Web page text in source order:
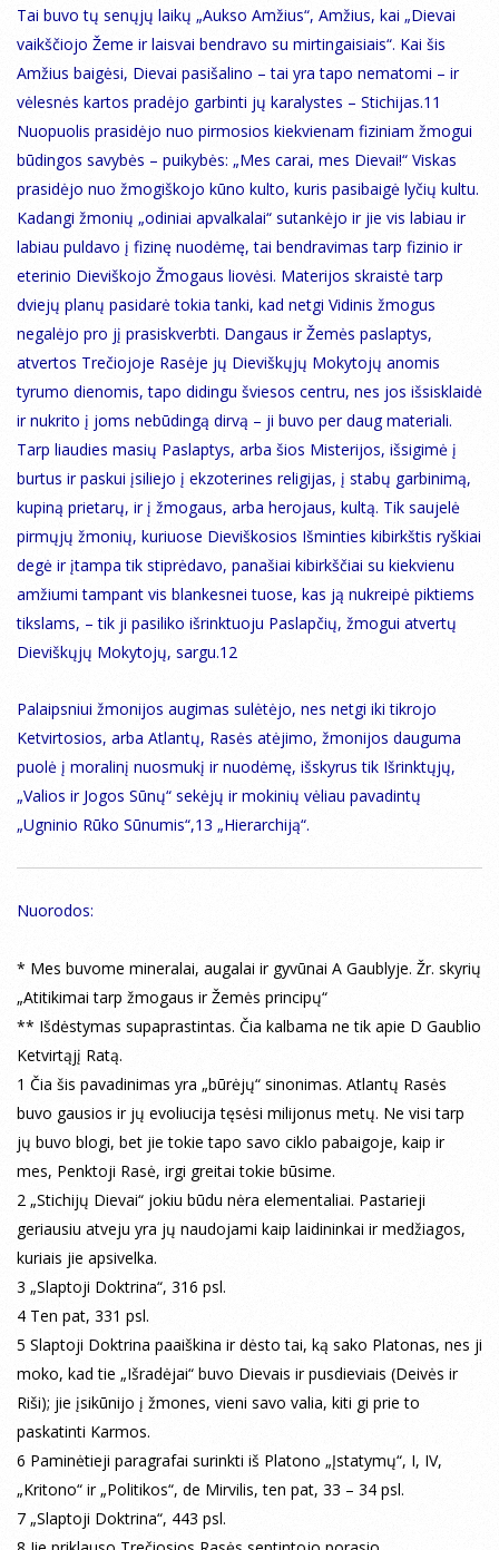
Tai buvo tų senųjų laikų „Aukso Amžius“, Amžius, kai „Dievai
vaikščiojo Žeme ir laisvai bendravo su mirtingaisiais“. Kai šis
Amžius baigėsi, Dievai pasišalino – tai yra tapo nematomi – ir
vėlesnės kartos pradėjo garbinti jų karalystes – Stichijas.11
Nuopuolis prasidėjo nuo pirmosios kiekvienam fiziniam žmogui
būdingos savybės – puikybės: „Mes carai, mes Dievai!“ Viskas
prasidėjo nuo žmogiškojo kūno kulto, kuris pasibaigė lyčių kultu.
Kadangi žmonių „odiniai apvalkalai“ sutankėjo ir jie vis labiau ir
labiau puldavo į fizinę nuodėmę, tai bendravimas tarp fizinio ir
eterinio Dieviškojo Žmogaus liovėsi. Materijos skraistė tarp
dviejų planų pasidarė tokia tanki, kad netgi Vidinis žmogus
negalėjo pro jį prasiskverbti. Dangaus ir Žemės paslaptys,
atvertos Trečiojoje Rasėje jų Dieviškųjų Mokytojų anomis
tyrumo dienomis, tapo didingu šviesos centru, nes jos išsisklaidė
ir nukrito į joms nebūdingą dirvą – ji buvo per daug materiali.
Tarp liaudies masių Paslaptys, arba šios Misterijos, išsigimė į
burtus ir paskui įsiliejo į ekzoterines religijas, į stabų garbinimą,
kupiną prietarų, ir į žmogaus, arba herojaus, kultą. Tik saujelė
pirmųjų žmonių, kuriuose Dieviškosios Išminties kibirkštis ryškiai
degė ir įtampa tik stiprėdavo, panašiai kibirkščiai su kiekvienu
amžiumi tampant vis blankesnei tuose, kas ją nukreipė piktiems
tikslams, – tik ji pasiliko išrinktuoju Paslapčių, žmogui atvertų
Dieviškųjų Mokytojų, sargu.12
Palaipsniui žmonijos augimas sulėtėjo, nes netgi iki tikrojo
Ketvirtosios, arba Atlantų, Rasės atėjimo, žmonijos dauguma
puolė į moralinį nuosmukį ir nuodėmę, išskyrus tik Išrinktųjų,
„Valios ir Jogos Sūnų“ sekėjų ir mokinių vėliau pavadintų
„Ugninio Rūko Sūnumis“,13 „Hierarchiją“.
Nuorodos:
* Mes buvome mineralai, augalai ir gyvūnai A Gaublyje. Žr. skyrių
„Atitikimai tarp žmogaus ir Žemės principų“
** Išdėstymas supaprastintas. Čia kalbama ne tik apie D Gaublio
Ketvirtąjį Ratą.
1 Čia šis pavadinimas yra „būrėjų“ sinonimas. Atlantų Rasės
buvo gausios ir jų evoliucija tęsėsi milijonus metų. Ne visi tarp
jų buvo blogi, bet jie tokie tapo savo ciklo pabaigoje, kaip ir
mes, Penktoji Rasė, irgi greitai tokie būsime.
2 „Stichijų Dievai“ jokiu būdu nėra elementaliai. Pastarieji
geriausiu atveju yra jų naudojami kaip laidininkai ir medžiagos,
kuriais jie apsivelka.
3 „Slaptoji Doktrina“, 316 psl.
4 Ten pat, 331 psl.
5 Slaptoji Doktrina paaiškina ir dėsto tai, ką sako Platonas, nes ji
moko, kad tie „Išradėjai“ buvo Dievais ir pusdieviais (Deivės ir
Riši); jie įsikūnijo į žmones, vieni savo valia, kiti gi prie to
paskatinti Karmos.
6 Paminėtieji paragrafai surinkti iš Platono „Įstatymų“, I, IV,
„Kritono“ ir „Politikos“, de Mirvilis, ten pat, 33 – 34 psl.
7 „Slaptoji Doktrina“, 443 psl.